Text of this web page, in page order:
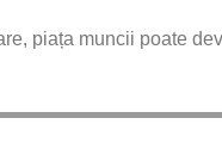
piața muncii poate